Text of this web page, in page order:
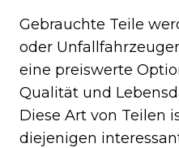
Gebrauchte Teile
oder
eine preiswerte
Qualität und
Diese Art von Teilen
diejenigen